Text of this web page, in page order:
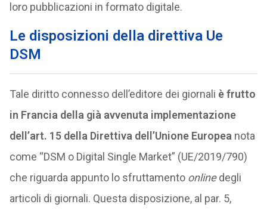
loro pubblicazioni in formato digitale.
Le disposizioni della direttiva Ue
DSM
Tale diritto connesso dell’editore dei giornali è frutto
in Francia della già avvenuta implementazione
dell’art. 15 della Direttiva dell’Unione Europea nota
come “DSM o Digital Single Market” (UE/2019/790)
che riguarda appunto lo sfruttamento onlinedegli
articoli di giornali. Questa disposizione, al par. 5,